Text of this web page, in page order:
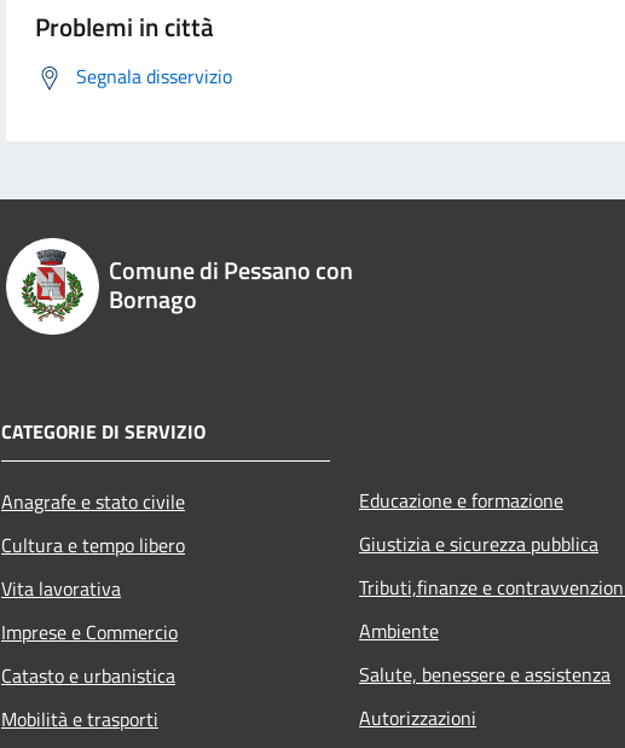
Problemi in città
Segnala disservizio
Comune di Pessano con
Bornago
CATEGORIE DI SERVIZIO
Anagrafe e stato civile
Cultura e tempo libero
Vita lavorativa
Imprese e Commercio
Catasto e urbanistica
Mobilità e trasporti
Educazione e formazione
Giustizia e sicurezza pubblica
Tributi,finanze e
Ambiente
Salute, benessere e assistenza
Autorizzazioni